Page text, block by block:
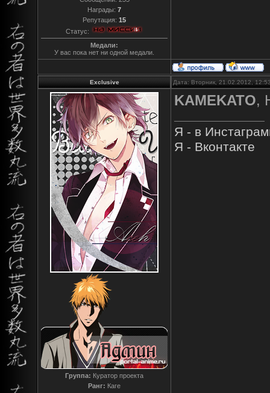
Награды: 7
Репутация: 15
Статус:
Медали:
У вас пока нет ни одной медали.
Exclusive Дата: Вторник, 21.02.2012,
Группа: Куратор проекта
Ранг: Каге
KAMEKATO,
Я - в
Я - Вконтакте